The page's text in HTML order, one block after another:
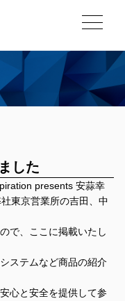
した
presents 安蒜幸
東京営業所の吉田、中
で、ここに掲載いたし
ステムなど商品の紹介
心と安全を提供して参